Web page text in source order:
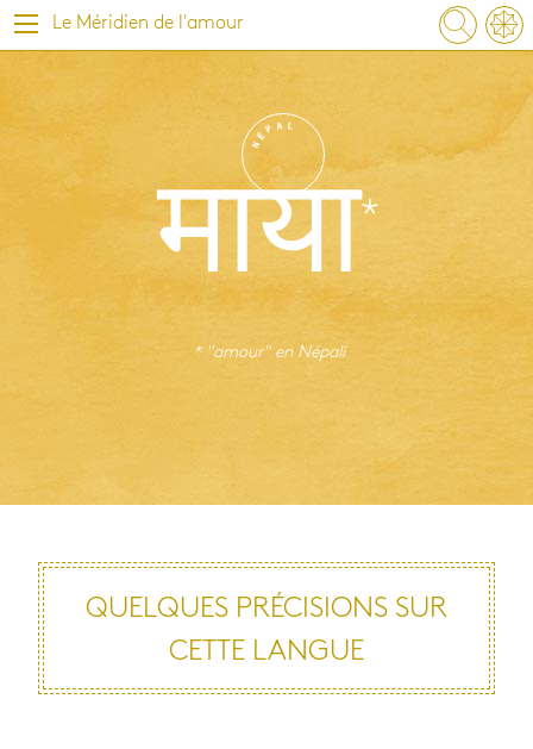
Le Méridien de l'amour
माया
N
É
P A L
* "amour" en Népali
QUELQUES PRÉCISIONS SUR
CETTE LANGUE